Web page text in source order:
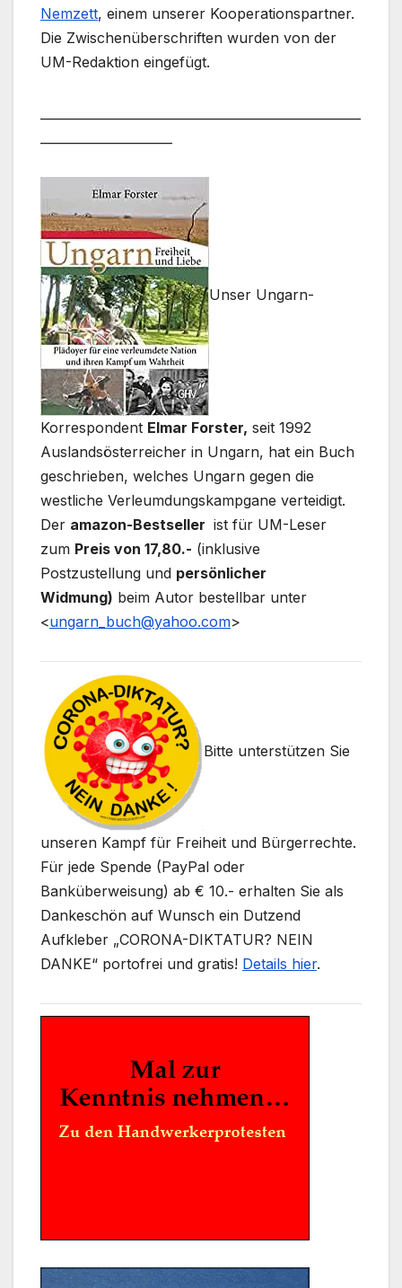
Nemzett, einem unserer Kooperationspartner.
Die Zwischenüberschriften wurden von der
UM-Redaktion eingefügt.
Unser Ungarn-
Korrespondent Elmar Forster, seit 1992
Auslandsösterreicher in Ungarn, hat ein Buch
geschrieben, welches Ungarn gegen die
westliche Verleumdungskampgane verteidigt.
Der amazon-Bestseller ist für UM-Leser
zum Preis von 17,80.- (inklusive
Postzustellung und persönlicher
Widmung) beim Autor bestellbar unter
<ungarn_buch@yahoo.com>
Bitte unterstützen Sie
unseren Kampf für Freiheit und Bürgerrechte.
Für jede Spende (PayPal oder
Banküberweisung) ab € 10.- erhalten Sie als
Dankeschön auf Wunsch ein Dutzend
Aufkleber „CORONA-DIKTATUR? NEIN
DANKE“ portofrei und gratis! Details hier.